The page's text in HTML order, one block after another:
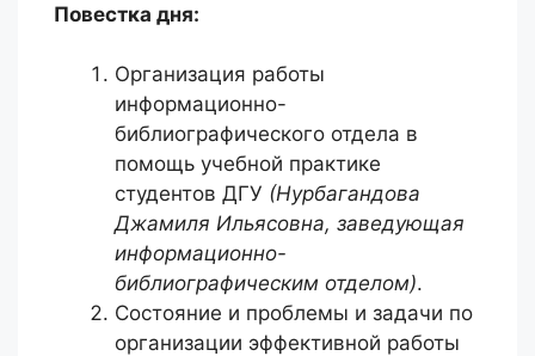
Повестка дня:
Организация работы
информационно-
библиографического отдела в
помощь учебной практике
студентов ДГУ (Нурбагандова
Джамиля Ильясовна, заведующая
информационно-
библиографическим отделом).
Состояние и проблемы и задачи по
организации эффективной работы